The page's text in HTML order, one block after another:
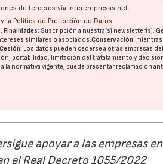
de terceros vía interempresas.net
y la Política de Protección de Datos
Finalidades: Suscripción a nuestra(s) newsletter(s).
similares o asociados.Conservación:
Cesión: Los datos pueden cederse a otras empresas
portabilidad, limitación del tratatamiento y
la normativa vigente, puede presentar reclamación
apoyar a las empresas
el Real Decreto 1055/2022